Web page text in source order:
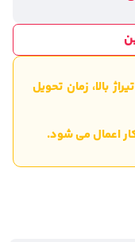
بالا، زمان تحویل
اعمال می شود.